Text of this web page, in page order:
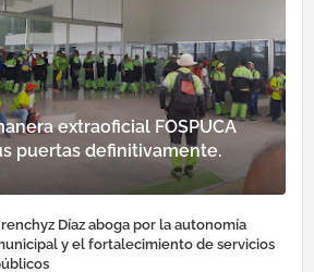
extraoficial FOSPUCA
puertas definitivamente.
Díaz aboga por la autonomía
y el fortalecimiento de servicios